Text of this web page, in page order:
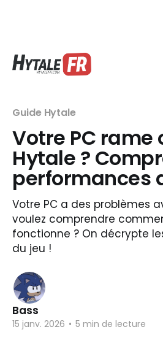
Guide Hytale
Votre PC rame
Hytale ?
performances
Votre PC a des problèmes
voulez comprendre
fonctionne ? On décrypte
du jeu !
Bass
15 janv. 2026 • 5 min de lecture